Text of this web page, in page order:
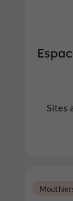
Sites